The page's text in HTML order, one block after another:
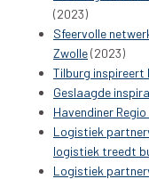
(2023)
Sfeervolle
Zwolle(2023)
Tilburg inspireert
Geslaagde
Havendiner
Logistiek
logistiek treedt
Logistiek